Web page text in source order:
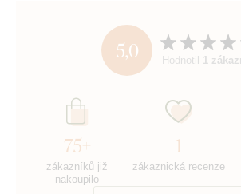
5,0 Hodnotil 1
75+
zákazníků již
nakoupilo
1
zákaznická recenze